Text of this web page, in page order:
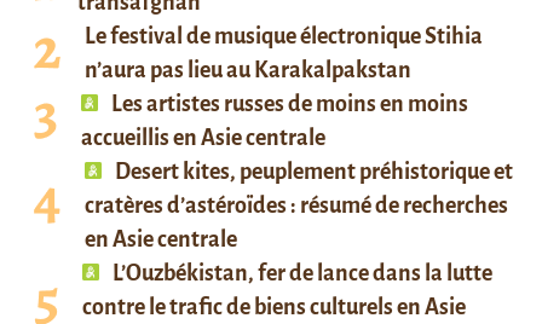
Le festival de musique électronique Stihia
n’aura pas lieu au Karakalpakstan
Les artistes russes de moins en moins
accueillis en Asie centrale
Desert kites, peuplement préhistorique et
cratères d’astéroïdes : résumé de recherches
en Asie centrale
L’Ouzbékistan, fer de lance dans la lutte
contre le trafic de biens culturels en Asie